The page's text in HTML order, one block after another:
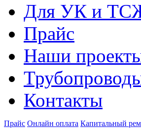
Для УК и
Прайс
Наши
Контакты
Прайс Онлайн оплата Капитальный